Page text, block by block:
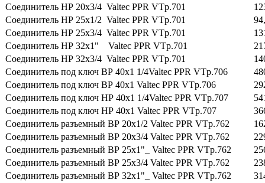
Соединитель НР 20х3/4 Valtec PPR VTp.701
Соединитель НР 25х1/2 Valtec PPR VTp.701
Соединитель НР 25х3/4 Valtec PPR VTp.701
Соединитель НР 32х1" Valtec PPR VTp.701
Соединитель НР 32х3/4 Valtec PPR VTp.701
Соединитель под ключ ВР 40х1 1/4Valtec PPR VTp.706
Соединитель под ключ ВР 40х1 Valtec PPR VTp.706
Соединитель под ключ НР 40х1 1/4Valtec PPR VTp.707
Соединитель под ключ НР 40х1 Valtec PPR VTp.707
Соединитель разъемный ВР 20х1/2 Valtec PPR VTp.762
Соединитель разъемный ВР 20х3/4 Valtec PPR VTp.762
Соединитель разъемный ВР 25х1"_ Valtec PPR VTp.762
Соединитель разъемный ВР 25х3/4 Valtec PPR VTp.762
Соединитель разъемный ВР 32х1"_ Valtec PPR VTp.762